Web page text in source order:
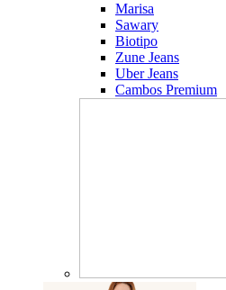
Marisa
Sawary
Biotipo
Zune Jeans
Uber Jeans
Cambos Premium